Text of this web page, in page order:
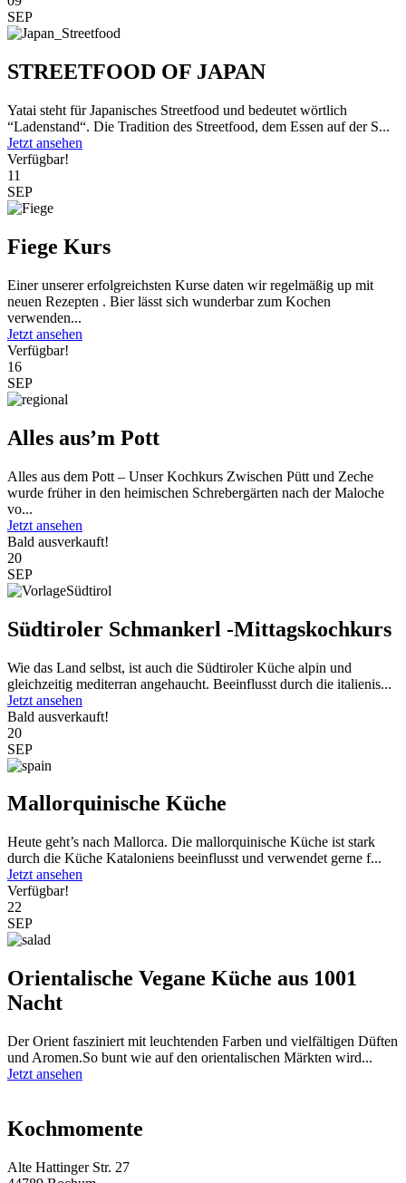
SEP
STREETFOOD OF JAPAN
Yatai steht für Japanisches Streetfood und bedeutet wörtlich
“Ladenstand“. Die Tradition des Streetfood, dem Essen auf der S...
Jetzt ansehen
Verfügbar!
11
SEP
Fiege Kurs
Einer unserer erfolgreichsten Kurse daten wir regelmäßig up mit
neuen Rezepten . Bier lässt sich wunderbar zum Kochen
verwenden...
Jetzt ansehen
Verfügbar!
16
SEP
Alles aus’m Pott
Alles aus dem Pott – Unser Kochkurs Zwischen Pütt und Zeche
wurde früher in den heimischen Schrebergärten nach der Maloche
vo...
Jetzt ansehen
Bald ausverkauft!
20
SEP
Südtiroler Schmankerl -Mittagskochkurs
Wie das Land selbst, ist auch die Südtiroler Küche alpin und
gleichzeitig mediterran angehaucht. Beeinflusst durch die italienis...
Jetzt ansehen
Bald ausverkauft!
20
SEP
Mallorquinische Küche
Heute geht’s nach Mallorca. Die mallorquinische Küche ist stark
durch die Küche Kataloniens beeinflusst und verwendet gerne f...
Jetzt ansehen
Verfügbar!
22
SEP
Orientalische Vegane Küche aus 1001
Nacht
Der Orient fasziniert mit leuchtenden Farben und vielfältigen Düften
und Aromen.So bunt wie auf den orientalischen Märkten wird...
Jetzt ansehen
Kochmomente
Alte Hattinger Str. 27